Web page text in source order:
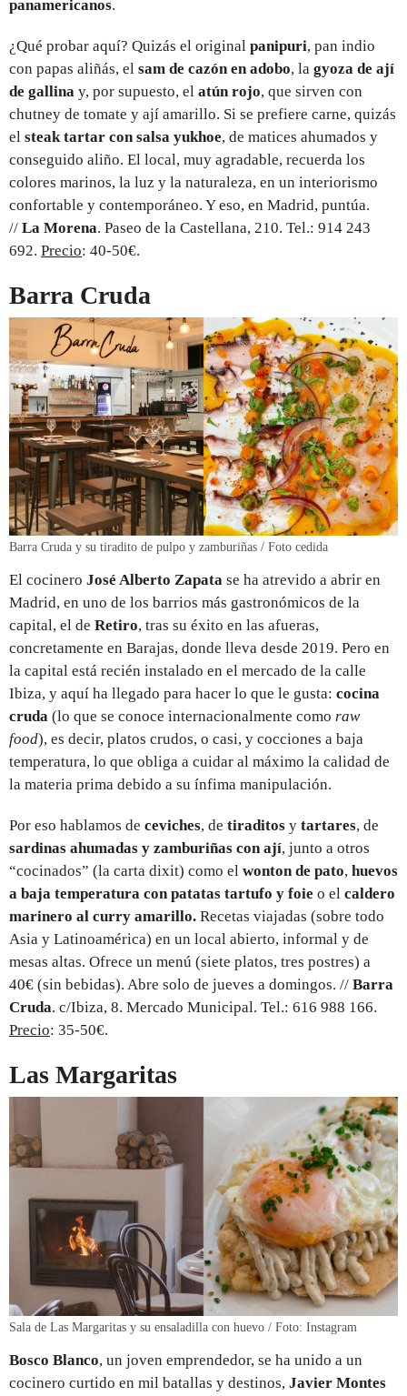
panamericanos.
¿Qué probar aquí? Quizás el original panipuri, pan indio
con papas aliñás, el sam de cazón en adobo, la gyoza de ají
de gallina y, por supuesto, el atún rojo, que sirven con
chutney de tomate y ají amarillo. Si se prefiere carne, quizás
el steak tartar con salsa yukhoe, de matices ahumados y
conseguido aliño. El local, muy agradable, recuerda los
colores marinos, la luz y la naturaleza, en un interiorismo
confortable y contemporáneo. Y eso, en Madrid, puntúa.
// La Morena. Paseo de la Castellana, 210. Tel.: 914 243
692. Precio: 40-50€.
Barra Cruda
Barra Cruda y su tiradito de pulpo y zamburiñas / Foto cedida
El cocinero José Alberto Zapata se ha atrevido a abrir en
Madrid, en uno de los barrios más gastronómicos de la
capital, el de Retiro, tras su éxito en las afueras,
concretamente en Barajas, donde lleva desde 2019. Pero en
la capital está recién instalado en el mercado de la calle
Ibiza, y aquí ha llegado para hacer lo que le gusta: cocina
cruda (lo que se conoce internacionalmente como raw
food), es decir, platos crudos, o casi, y cocciones a baja
temperatura, lo que obliga a cuidar al máximo la calidad de
la materia prima debido a su ínfima manipulación.
Por eso hablamos de ceviches, de tiraditos y tartares, de
sardinas ahumadas y zamburiñas con ají, junto a otros
“cocinados” (la carta dixit) como el wonton de pato, huevos
a baja temperatura con patatas tartufo y foie o el caldero
marinero al curry amarillo. Recetas viajadas (sobre todo
Asia y Latinoamérica) en un local abierto, informal y de
mesas altas. Ofrece un menú (siete platos, tres postres) a
40€ (sin bebidas). Abre solo de jueves a domingos. // Barra
Cruda. c/Ibiza, 8. Mercado Municipal. Tel.: 616 988 166.
Precio: 35-50€.
Las Margaritas
Sala de Las Margaritas y su ensaladilla con huevo / Foto: Instagram
Bosco Blanco, un joven emprendedor, se ha unido a un
cocinero curtido en mil batallas y destinos, Javier Montes